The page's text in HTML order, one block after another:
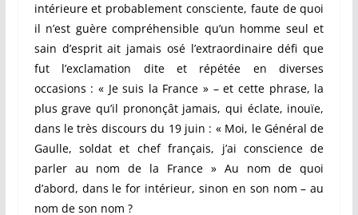
intérieure et probablement consciente, faute de quoi
il n’est guère compréhensible qu’un homme seul et
sain d’esprit ait jamais osé l’extraordinaire défi que
fut l’exclamation dite et répétée en diverses
occasions : « Je suis la France » – et cette phrase, la
plus grave qu’il prononçât jamais, qui éclate, inouïe,
dans le très discours du 19 juin : « Moi, le Général de
Gaulle, soldat et chef français, j’ai conscience de
parler au nom de la France » Au nom de quoi
d’abord, dans le for intérieur, sinon en son nom – au
nom de son nom ?